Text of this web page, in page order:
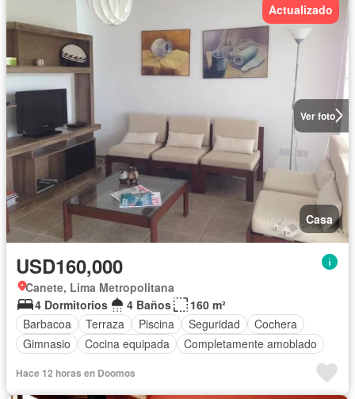
Ver foto
Actualizado
Casa
USD160,000
Canete, Lima Metropolitana
4 Dormitorios
4 Baños
160 m²
Barbacoa
Terraza Piscina Seguridad
Cochera
Gimnasio
Cocina equipada Completamente amoblado
Hace 12 horas en Doomos